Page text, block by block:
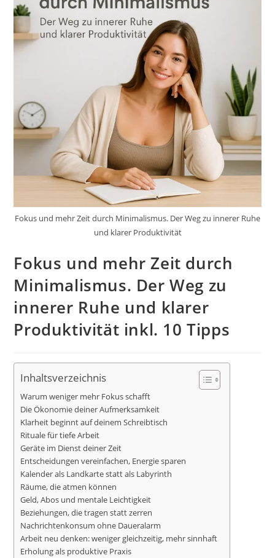
Fokus und mehr Zeit durch Minimalismus. Der Weg zu innerer Ruhe
und klarer Produktivität
Fokus und mehr Zeit durch
Minimalismus. Der Weg zu
innerer Ruhe und klarer
Produktivität inkl. 10 Tipps
Inhaltsverzeichnis
Warum weniger mehr Fokus schafft
Die Ökonomie deiner Aufmerksamkeit
Klarheit beginnt auf deinem Schreibtisch
Rituale für tiefe Arbeit
Geräte im Dienst deiner Zeit
Entscheidungen vereinfachen, Energie sparen
Kalender als Landkarte statt als Labyrinth
Räume, die atmen können
Geld, Abos und mentale Leichtigkeit
Beziehungen, die tragen statt zerren
Nachrichtenkonsum ohne Daueralarm
Arbeit neu denken: weniger gleichzeitig, mehr sinnhaft
Erholung als produktive Praxis